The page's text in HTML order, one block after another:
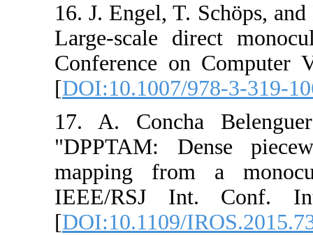
16. J. Engel,
Large-scale
Conference
[DOI:10.1007/
17. A.
"DPPTAM:
mapping
IEEE/RSJ
[DOI:10.1109/